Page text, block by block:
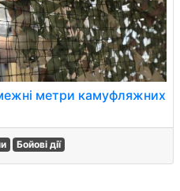
метри камуфляжних
Бойові дії